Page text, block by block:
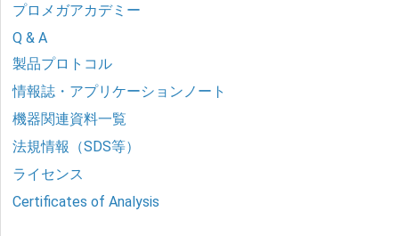
プロメガアカデミー
Q & A
製品プロトコル
情報誌・アプリケーションノート
機器関連資料一覧
法規情報（SDS等）
ライセンス
Certificates of Analysis